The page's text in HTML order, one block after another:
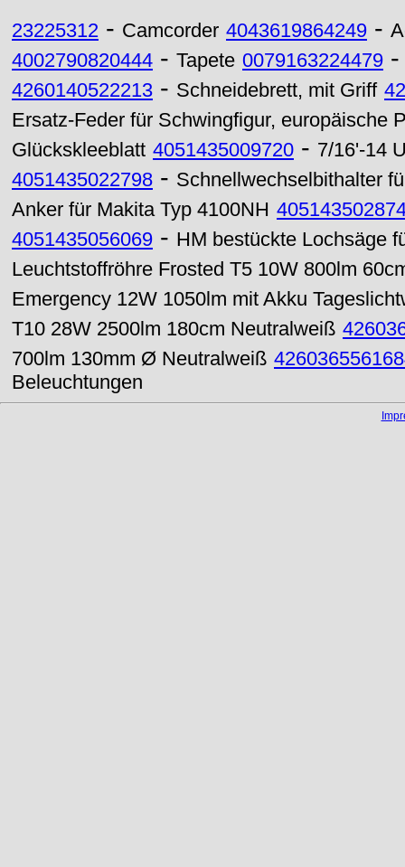
23225312 - Camcorder 4043619864249 -
4002790820444 - Tapete 0079163224479
4260140522213 - Schneidebrett, mit Griff
Ersatz-Feder für Schwingfigur, europäische
Glückskleeblatt 4051435009720 - 7/16'-14
4051435022798 - Schnellwechselbithalter
Anker für Makita Typ 4100NH
4051435056069 - HM bestückte Lochsäge
Leuchtstoffröhre Frosted T5 10W 800lm
Emergency 12W 1050lm mit Akku
T10 28W 2500lm 180cm Neutralweiß
700lm 130mm Ø Neutralweiß
Beleuchtungen